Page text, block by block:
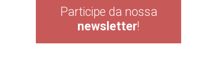
Participe da nossa
newsletter!